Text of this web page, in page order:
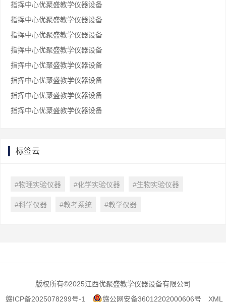
指挥中心优聚盛教学仪器设备
指挥中心优聚盛教学仪器设备
指挥中心优聚盛教学仪器设备
指挥中心优聚盛教学仪器设备
指挥中心优聚盛教学仪器设备
指挥中心优聚盛教学仪器设备
指挥中心优聚盛教学仪器设备
指挥中心优聚盛教学仪器设备
标签云
#物理实验仪器 #化学实验仪器 #生物实验仪器
#科学仪器 #教考系统 #教学仪器
版权所有©2025江西优聚盛教学仪器设备有限公司
赣ICP备2025078299号-1
赣公网安备36012202000606号 XML